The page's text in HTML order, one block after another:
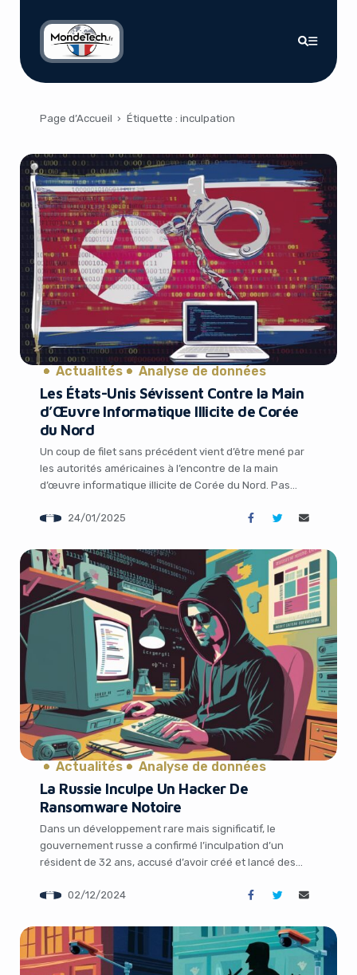
Page d’Accueil › Étiquette : inculpation
Actualités Analyse de données
Les États-Unis Sévissent Contre la Main
d’Œuvre Informatique Illicite de Corée
du Nord
Un coup de filet sans précédent vient d’être mené par
les autorités américaines à l’encontre de la main
d’œuvre informatique illicite de Corée du Nord. Pas
implication présumée dans un stratagème pluriannuel
distance au sein de dizaines d’entreprises […]
24/01/2025
Actualités Analyse de données
La Russie Inculpe Un Hacker De
Ransomware Notoire
Dans un développement rare mais significatif, le
gouvernement russe a confirmé l’inculpation d’un
résident de 32 ans, accusé d’avoir créé et lancé des
semaine dernière avoir inculpé le hacker, qui vit dans la
ransomware dans le but d’obtenir […]
02/12/2024
using an ad-blocker!